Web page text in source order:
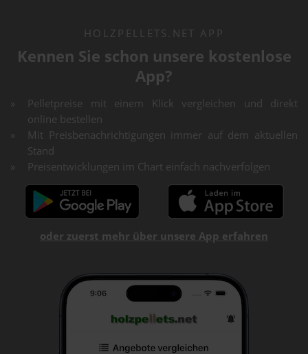
HOLZPELLETS.NET APP
Kennen Sie schon unsere kostenlose
App?
Pelletpreise mit einem Klick vergleichen und direkt
online bestellen
Mit Preisbenachrichtigungen immer auf dem aktuellen
Stand
Preisentwicklungen im Chart einfach nachverfolgen
oder zuerst mehr über unsere App erfahren